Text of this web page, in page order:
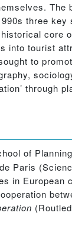
The
three key
core
into tourist
to
through
of
Paris
in European